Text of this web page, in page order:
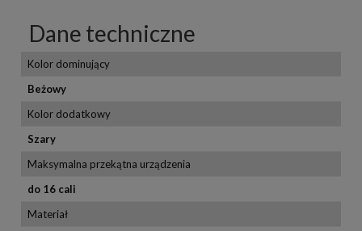
Dane techniczne
Kolor dominujący
Beżowy
Kolor dodatkowy
Szary
Maksymalna przekątna urządzenia
do 16 cali
Materiał